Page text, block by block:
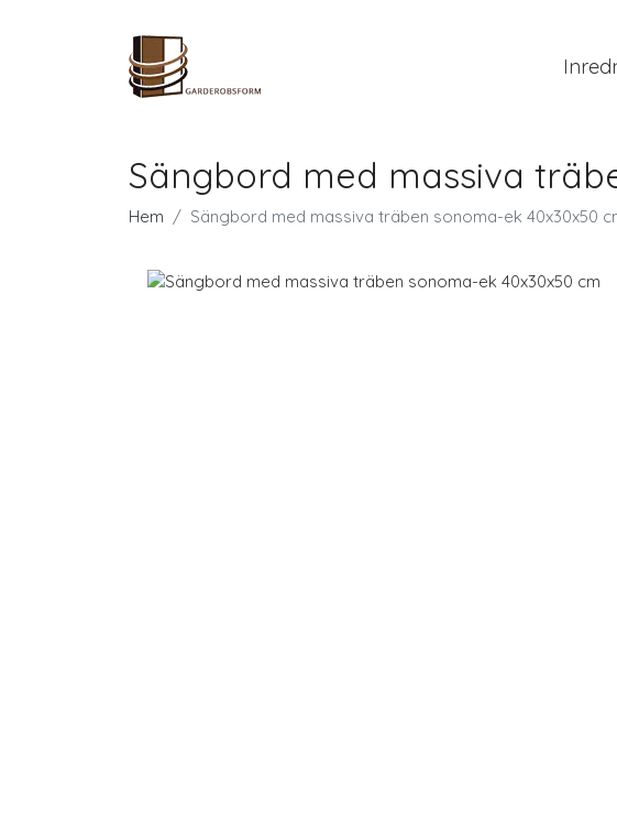
Sängbord med massiva
Hem Sängbord med massiva träben sonoma-ek 40x30x50